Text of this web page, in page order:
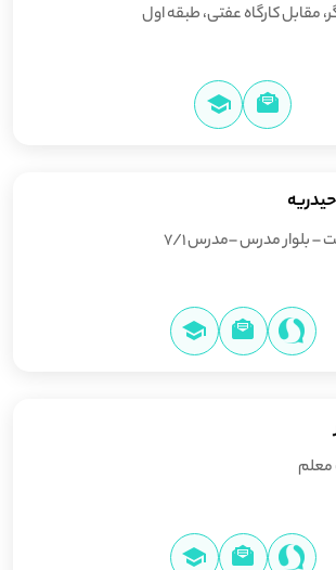
مقابل کارگاه عفتی، طبقه اول
– بلوار مدرس –مدرس 7/1
معلم